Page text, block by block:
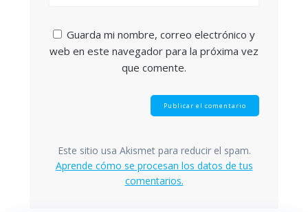
Guarda mi nombre, correo electrónico y
web en este navegador para la próxima vez
que comente.
Este sitio usa Akismet para reducir el spam.
Aprende cómo se procesan los datos de tus
comentarios.